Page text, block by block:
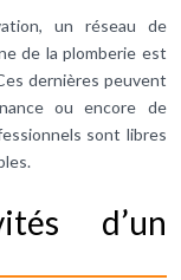
un réseau de
de la plomberie est
dernières peuvent
ou encore de
sont libres
d’un